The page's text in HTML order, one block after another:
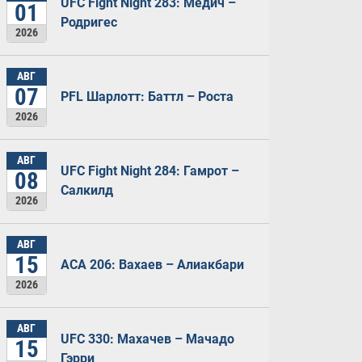
01
2026
Родригес
АВГ
07
2026
PFL Шарлотт: Баттл – Роста
АВГ
08
2026
UFC Fight Night 284: Гамрот –
Салкилд
АВГ
15
2026
ACA 206: Вахаев – Алиакбари
АВГ
15
UFC 330: Махачев – Мачадо
Гэрри